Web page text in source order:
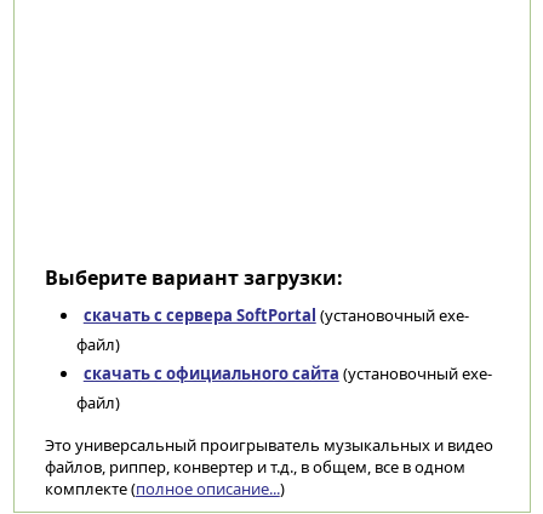
Выберите вариант загрузки:
скачать с сервера SoftPortal (установочный exe-
файл)
скачать с официального сайта (установочный exe-
файл)
Это универсальный проигрыватель музыкальных и видео
файлов, риппер, конвертер и т.д., в общем, все в одном
комплекте (полное описание...)